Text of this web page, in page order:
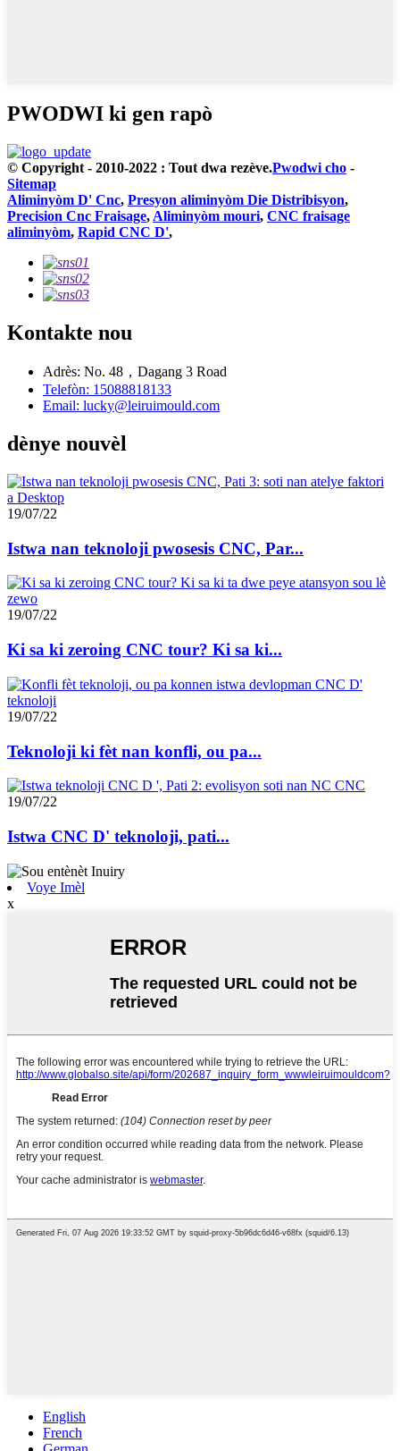
PWODWI ki gen rapò
© Copyright - 2010-2022 : Tout dwa rezève.Pwodwi cho -
Sitemap
Aliminyòm D' Cnc, Presyon aliminyòm Die Distribisyon,
Precision Cnc Fraisage, Aliminyòm mouri, CNC fraisage
aliminyòm, Rapid CNC D',
Kontakte nou
Adrès: No. 48，Dagang 3 Road
Telefòn: 15088818133
Email: lucky@leiruimould.com
dènye nouvèl
19/07/22
Istwa nan teknoloji pwosesis CNC, Par...
19/07/22
Ki sa ki zeroing CNC tour? Ki sa ki...
19/07/22
Teknoloji ki fèt nan konfli, ou pa...
19/07/22
Istwa CNC D' teknoloji, pati...
Voye Imèl
x
English
French